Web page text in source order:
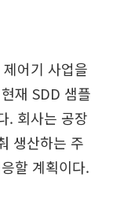
어기 사업을
재 SDD 샘플
. 회사는 공장
생산하는 주
할 계획이다.